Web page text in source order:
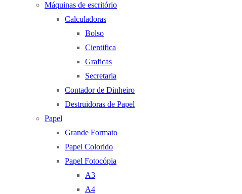
Máquinas de escritório
Calculadoras
Bolso
Cientifica
Graficas
Secretaria
Contador de Dinheiro
Destruidoras de Papel
Papel
Grande Formato
Papel Colorido
Papel Fotocópia
A3
A4